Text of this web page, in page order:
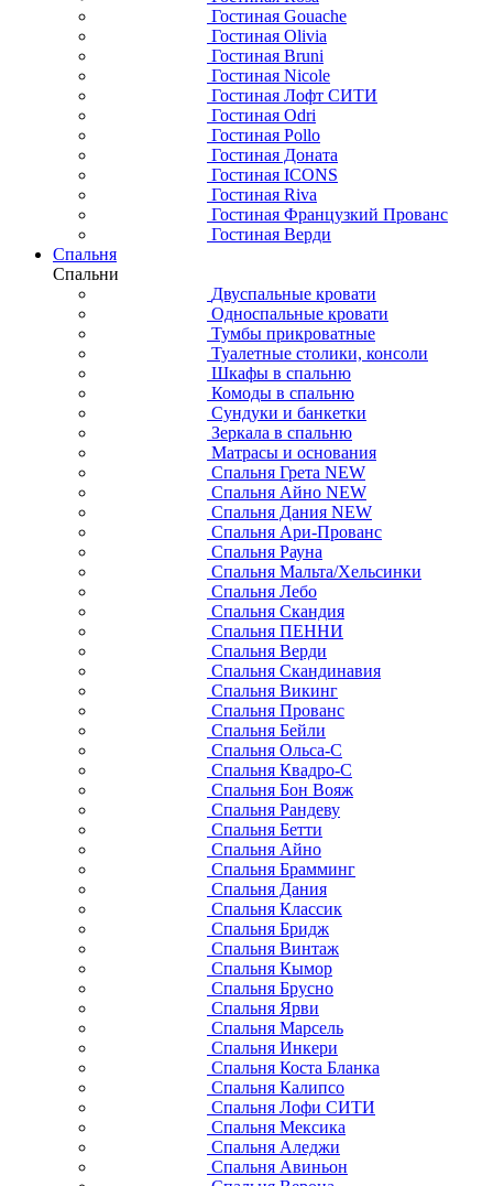
Гостиная Gouache
Гостиная Olivia
Гостиная Bruni
Гостиная Nicole
Гостиная Лофт СИТИ
Гостиная Odri
Гостиная Pollo
Гостиная Доната
Гостиная ICONS
Гостиная Riva
Гостиная Французкий Прованс
Гостиная Верди
Спальня
Спальни
Двуспальные кровати
Односпальные кровати
Тумбы прикроватные
Туалетные столики, консоли
Шкафы в спальню
Комоды в спальню
Сундуки и банкетки
Зеркала в спальню
Матрасы и основания
Спальня Грета NEW
Спальня Айно NEW
Спальня Дания NEW
Спальня Ари-Прованс
Спальня Рауна
Спальня Мальта/Хельсинки
Спальня Лебо
Спальня Скандия
Спальня ПЕННИ
Спальня Верди
Спальня Скандинавия
Спальня Викинг
Спальня Прованс
Спальня Бейли
Спальня Ольса-С
Спальня Квадро-С
Спальня Бон Вояж
Спальня Рандеву
Спальня Бетти
Спальня Айно
Спальня Брамминг
Спальня Дания
Спальня Классик
Спальня Бридж
Спальня Винтаж
Спальня Кымор
Спальня Брусно
Спальня Ярви
Спальня Марсель
Спальня Инкери
Спальня Коста Бланка
Спальня Калипсо
Спальня Лофи СИТИ
Спальня Мексика
Спальня Аледжи
Спальня Авиньон